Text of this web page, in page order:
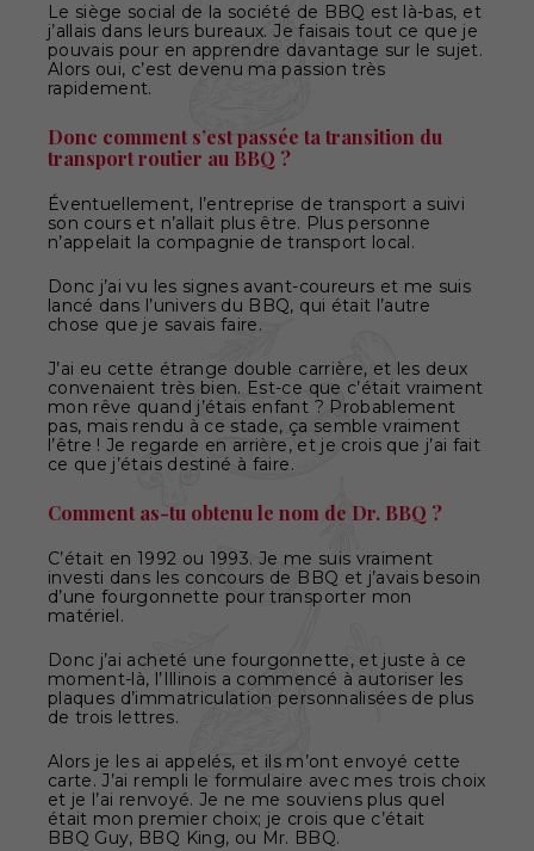
Le siège social de la société de BBQ est là-bas, et
j’allais dans leurs bureaux. Je faisais tout ce que je
pouvais pour en apprendre davantage sur le sujet.
Alors oui, c’est devenu ma passion très
rapidement.
Donc comment s’est passée ta transition du
transport routier au BBQ ?
Éventuellement, l’entreprise de transport a suivi
son cours et n’allait plus être. Plus personne
n’appelait la compagnie de transport local.
Donc j’ai vu les signes avant-coureurs et me suis
lancé dans l’univers du BBQ, qui était l’autre
chose que je savais faire.
J’ai eu cette étrange double carrière, et les deux
convenaient très bien. Est-ce que c’était vraiment
mon rêve quand j’étais enfant ? Probablement
pas, mais rendu à ce stade, ça semble vraiment
l’être ! Je regarde en arrière, et je crois que j’ai fait
ce que j’étais destiné à faire.
Comment as-tu obtenu le nom de Dr. BBQ ?
C’était en 1992 ou 1993. Je me suis vraiment
investi dans les concours de BBQ et j’avais besoin
d’une fourgonnette pour transporter mon
matériel.
Donc j’ai acheté une fourgonnette, et juste à ce
moment-là, l’Illinois a commencé à autoriser les
plaques d’immatriculation personnalisées de plus
de trois lettres.
Alors je les ai appelés, et ils m’ont envoyé cette
carte. J’ai rempli le formulaire avec mes trois choix
et je l’ai renvoyé. Je ne me souviens plus quel
était mon premier choix; je crois que c’était
BBQ Guy, BBQ King, ou Mr. BBQ.